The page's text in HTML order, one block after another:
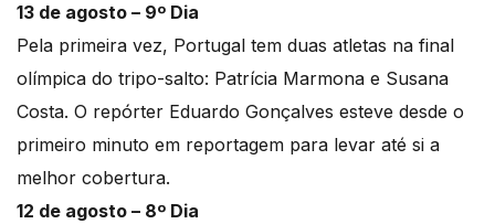
13 de agosto – 9º Dia
Pela primeira vez, Portugal tem duas atletas na final
olímpica do tripo-salto: Patrícia Marmona e Susana
Costa. O repórter Eduardo Gonçalves esteve desde o
primeiro minuto em reportagem para levar até si a
melhor cobertura.
12 de agosto – 8º Dia